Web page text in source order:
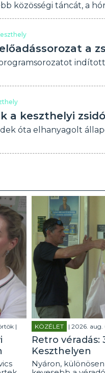
közösségi táncát, a
a
a keszthelyi
óta elhanyagolt
| KÖZÉLET | 2026. aug.
Retro
Keszthelyen
Nyáron,